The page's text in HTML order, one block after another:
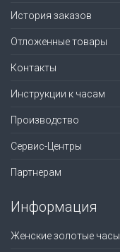
История заказов
Отложенные товары
Контакты
Инструкции к часам
Производство
Сервис-Центры
Партнерам
Информация
Женские золотые часы